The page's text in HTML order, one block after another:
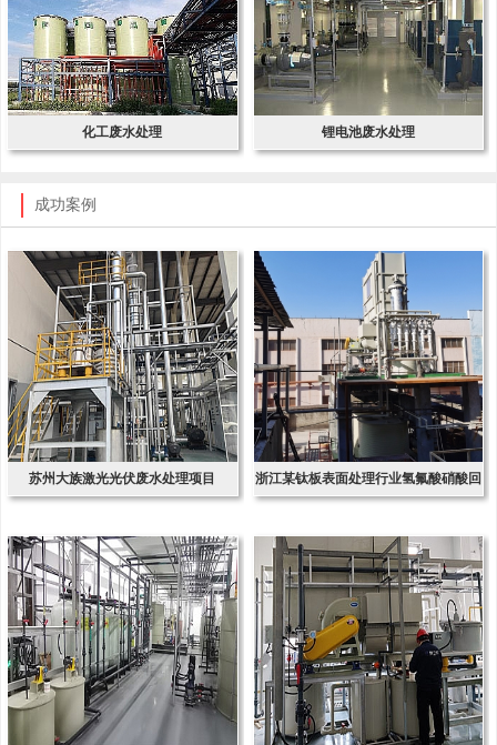
化工废水处理 锂电池废水处理
成功案例
苏州大族激光光伏废水处理项目 浙江某钛板表面处理行业氢氟酸硝酸回